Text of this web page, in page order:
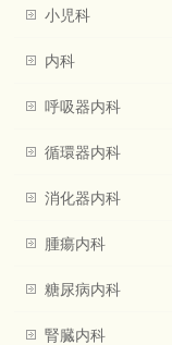
小児科
内科
呼吸器内科
循環器内科
消化器内科
腫瘍内科
糖尿病内科
腎臓内科